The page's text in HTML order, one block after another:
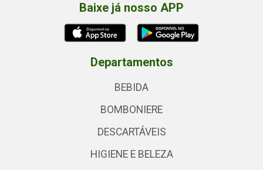
Baixe já nosso APP
Departamentos
BEBIDA
BOMBONIERE
DESCARTÁVEIS
HIGIENE E BELEZA